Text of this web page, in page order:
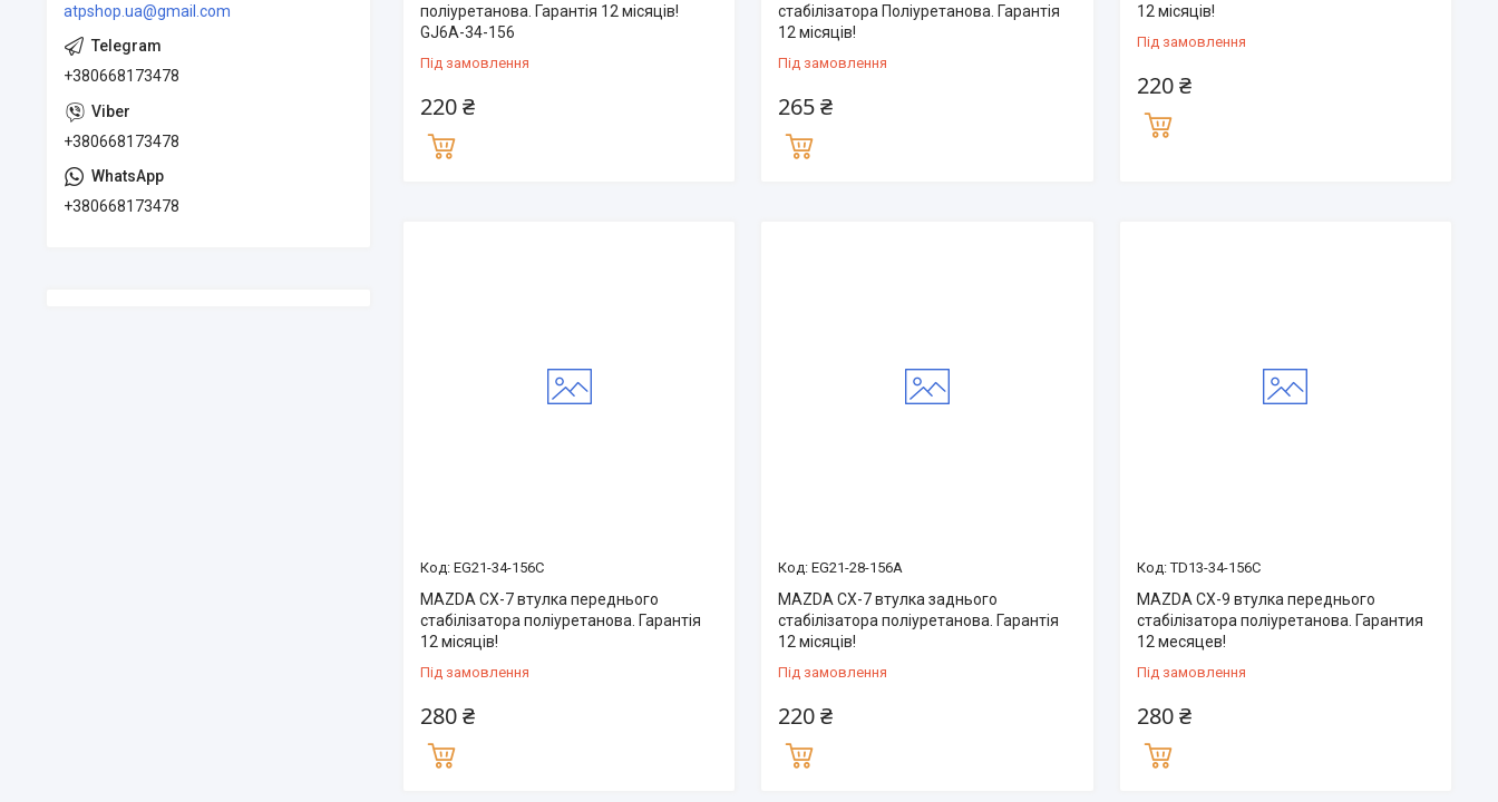
поліуретанова. Гарантія 12 місяців!
GJ6A-34-156
Під замовлення
220 ₴
стабілізатора Поліуретанова. Гарантія
12 місяців!
Під замовлення
265 ₴
12 місяців!
Під замовлення
220 ₴
EG21-34-156C
MAZDA CX-7 втулка переднього
стабілізатора поліуретанова. Гарантія
12 місяців!
Під замовлення
280 ₴
EG21-28-156A
MAZDA CX-7 втулка заднього
стабілізатора поліуретанова. Гарантія
12 місяців!
Під замовлення
220 ₴
TD13-34-156C
MAZDA CX-9 втулка переднього
стабілізатора поліуретанова. Гарантия
12 месяцев!
Під замовлення
280 ₴
atpshop.ua@gmail.com
+380668173478
+380668173478
+380668173478